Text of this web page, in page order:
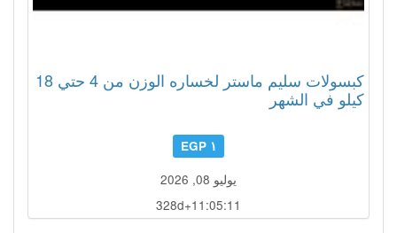
كبسولات سليم ماستر لخساره الوزن من 4 حتي 18
كيلو في الشهر
١ EGP
يوليو 08, 2026
328d+11:05:08